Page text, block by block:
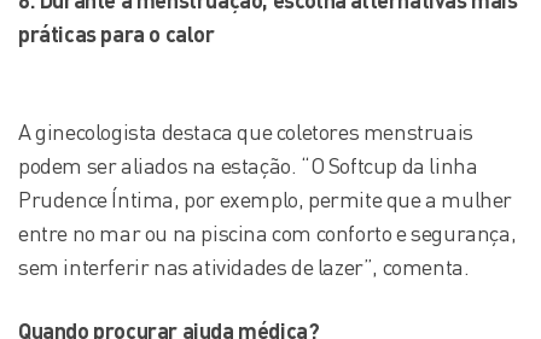
práticas para o calor
A ginecologista destaca que coletores menstruais
podem ser aliados na estação. “O Softcup da linha
Prudence Íntima, por exemplo, permite que a mulher
entre no mar ou na piscina com conforto e segurança,
sem interferir nas atividades de lazer”, comenta.
Quando procurar ajuda médica?